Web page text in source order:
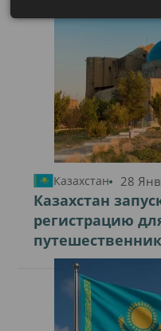
Подробнее
Казахстан 28 Янв
Казахстан
регистрацию